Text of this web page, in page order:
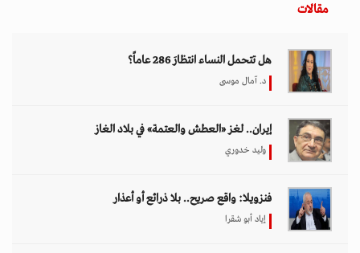
مقالات
هل تتحمل النساء انتظارَ 286 عاماً؟
د. آمال موسى
إيران.. لغز «العطش والعتمة» في بلاد الغاز
وليد خدوري
فنزويلا: واقع صريح.. بلا ذرائع أو أعذار
إياد أبو شقرا